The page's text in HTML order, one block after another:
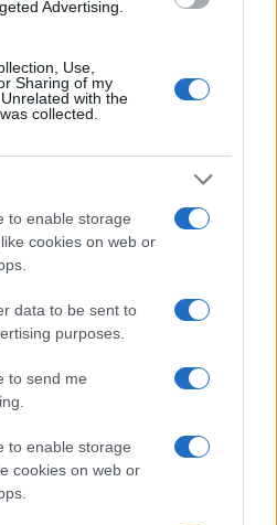
Advertising.
Use,
Sharing of my
with the
collected.
to enable storage
cookies on web or
data to be sent to
purposes.
to send me
to enable storage
cookies on web or
più efficienti nella g…
sold out ad Olbia per il
festa per i 30 anni del Diving